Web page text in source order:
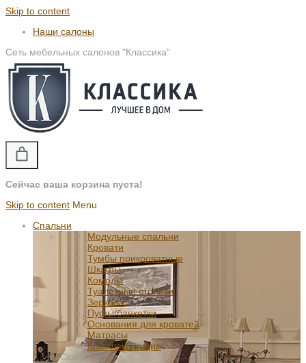
Skip to content
Наши салоны
Сеть мебельных салонов "Классика"
Сейчас ваша корзина пуста!
Skip to content Menu
Спальни
Модульные спальни
Кровати
Тумбы прикроватные
Шкафы
Комоды
Туалетные столики
Зеркала
Пуфы/банкетки
Основания для кроватей
Матрасы
Комплектующие
Close